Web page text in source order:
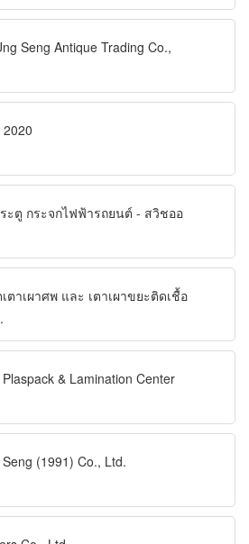
Seng Antique Trading Co.,
2020
ะตู กระจกไฟฟ้ารถยนต์ - สวิชออ
ตาเผาศพ และ เตาเผาขยะติดเชื้อ
& Lamination Center
(1991) Co., Ltd.